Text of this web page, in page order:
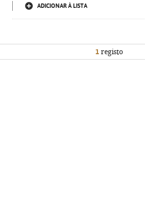
ADICIONAR À LISTA
1 registo